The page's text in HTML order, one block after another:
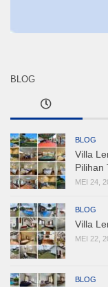
BLOG
BLOG
Villa
Pilihan
MEI 24,
BLOG
Villa
MEI 22,
BLOG